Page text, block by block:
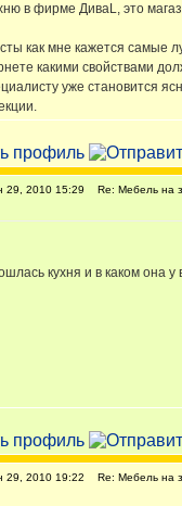
в фирме ДиваL, это
как мне кажется самые
какими свойствами
уже становится
29, 2010 15:29 Re: Мебель на
кухня и в каком она у
29, 2010 19:22 Re: Мебель на